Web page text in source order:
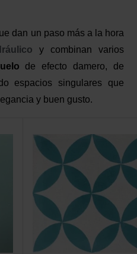
dan un paso más a la hora
y combinan varios
de efecto damero, de
espacios singulares que
y buen gusto.